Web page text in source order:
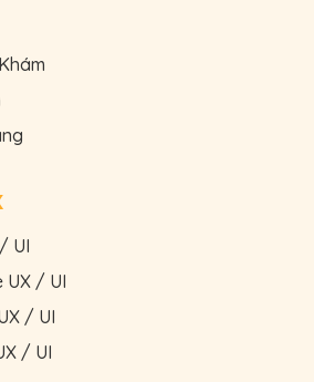
UI
UX / UI
/ UI
/ UI